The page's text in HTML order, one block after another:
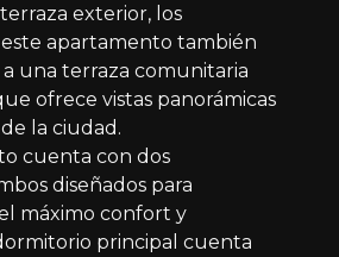
exterior, los
apartamento también
una terraza comunitaria
ofrece vistas panorámicas
la ciudad.
cuenta con dos
diseñados para
máximo confort y
principal cuenta